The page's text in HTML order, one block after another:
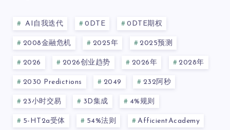
AI自我迭代 0DTE 0DTE期权
2008金融危机 2025年 2025预测
2026 2026创业趋势 2026年 2028年
2030 Predictions 2049 232阿秒
23小时交易 3D集成 4%规则
5-HT2a受体 54%法则 AfficientAcademy